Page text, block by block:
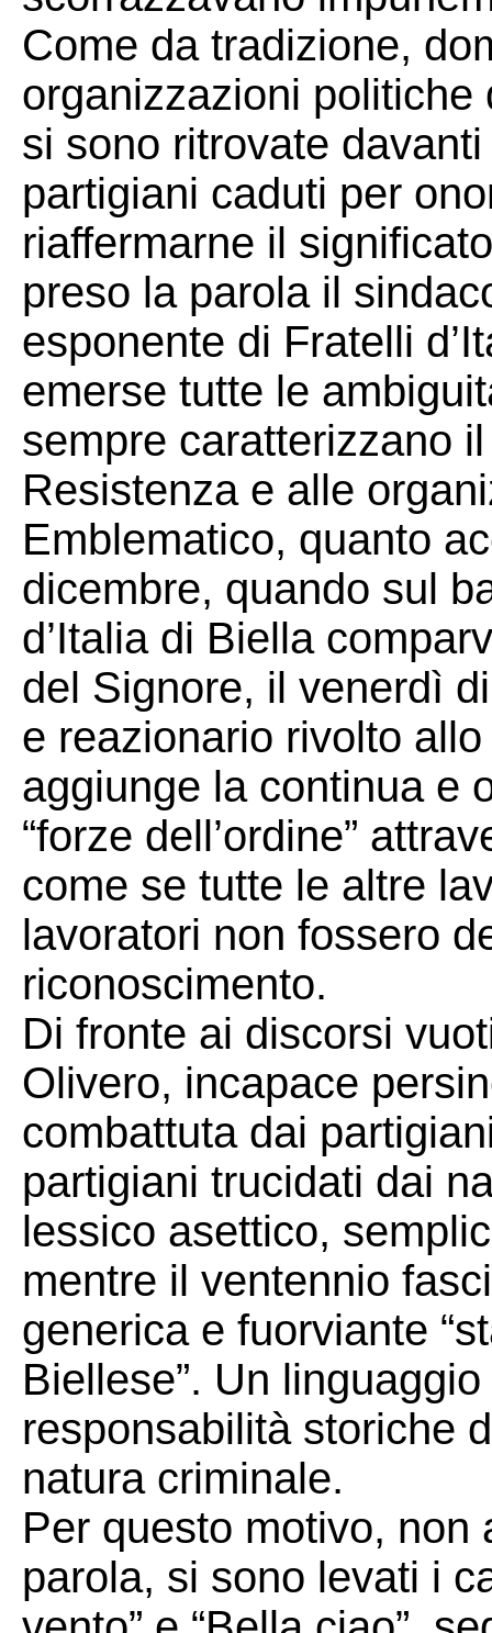
Come da tradizione,
organizzazioni politiche
si sono ritrovate
partigiani caduti per
riaffermarne il
preso la parola il
esponente di Fratelli
emerse tutte le
sempre caratterizzano
Resistenza e alle
Emblematico, quanto
dicembre, quando sul
d’Italia di Biella
del Signore, il venerdì
e reazionario rivolto
aggiunge la continua e
“forze dell’ordine”
come se tutte le altre
lavoratori non fossero
riconoscimento.
Di fronte ai discorsi
Olivero, incapace
combattuta dai
partigiani trucidati dai
lessico asettico,
mentre il ventennio
generica e fuorviante
Biellese”. Un
responsabilità storiche
natura criminale.
Per questo motivo, non
parola, si sono levati i